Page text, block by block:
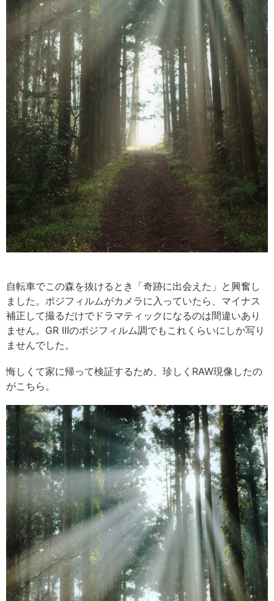
自転車でこの森を抜けるとき「奇跡に出会えた」と興奮し
ました。ポジフィルムがカメラに入っていたら、マイナス
補正して撮るだけでドラマティックになるのは間違いあり
ません。GR IIIのポジフィルム調でもこれくらいにしか写り
ませんでした。
悔しくて家に帰って検証するため、珍しくRAW現像したの
がこちら。